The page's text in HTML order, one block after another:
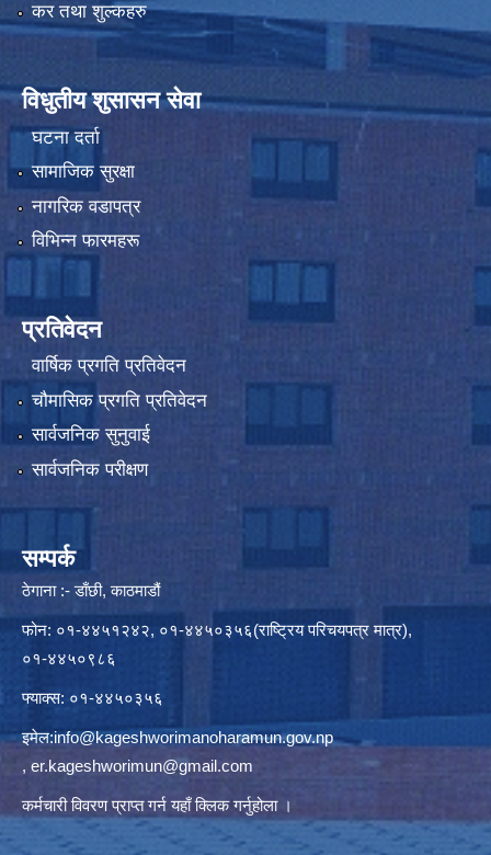
कर तथा शुल्कहरु
विधुतीय शुसासन सेवा
घटना दर्ता
सामाजिक सुरक्षा
नागरिक वडापत्र
विभिन्न फारमहरू
प्रतिवेदन
वार्षिक प्रगति प्रतिवेदन
चौमासिक प्रगति प्रतिवेदन
सार्वजनिक सुनुवाई
सार्वजनिक परीक्षण
सम्पर्क
ठेगाना :- डाँछी, काठमाडौं
फोन: ०१-४४५१२४२, ०१-४४५०३५६(राष्ट्रिय परिचयपत्र मात्र),
०१-४४५०९८६
फ्याक्स: ०१-४४५०३५६
इमेल:info@kageshworimanoharamun.gov.np
, er.kageshworimun@gmail.com
कर्मचारी विवरण प्राप्त गर्नयहाँ क्लिकगर्नुहोला ।